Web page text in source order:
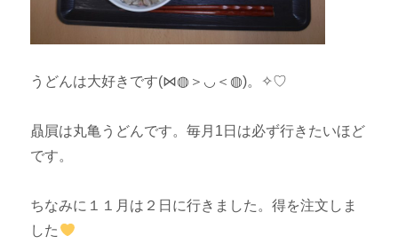
うどんは大好きです(⋈◍＞◡＜◍)。✧♡
贔屓は丸亀うどんです。毎月1日は必ず行きたいほど
です。
ちなみに１１月は２日に行きました。得を注文しま
した